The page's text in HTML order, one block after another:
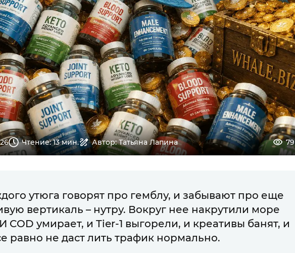
Чтение: 13 мин. Автор: Татьяна Лапина 79
утюга говорят про гемблу, и забывают про еще
вертикаль – нутру. Вокруг нее накрутили море
COD умирает, и Tier-1 выгорели, и креативы банят, и
равно не даст лить трафик нормально.